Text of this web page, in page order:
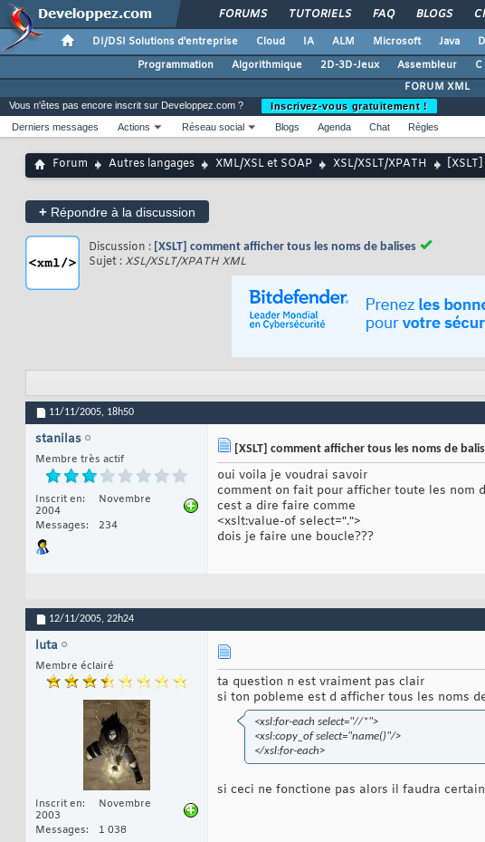
FORUMS TUTORIELS FAQ BLOGS
DI/DSI Solutions d'entreprise Cloud IA ALM Microsoft Java
Programmation
Algorithmique 2D-3D-Jeux Assembleur C
FORUM XML
Vous n'êtes pas encore inscrit sur Developpez.com ?
Inscrivez-vous gratuitement !
Derniers messages
Actions Réseau social Blogs Agenda Chat Règles
Forum Autres langages XML/XSL et SOAP XSL/XSLT/XPATH
+ Répondre à la discussion
Discussion : [XSLT] comment afficher tous les noms de balises
Sujet : XSL/XSLT/XPATH XML
11/11/2005, 18h50
stanilas
Membre très actif
Inscrit en
Novembre
2004
Messages
234
[XSLT] comment afficher tous les noms de
oui voila je voudrai savoir
comment on fait pour afficher toute les nom
cest a dire faire comme
<xslt:value-of select=".">
dois je faire une boucle???
12/11/2005, 22h24
luta
Membre éclairé
Inscrit en
Novembre
2003
Messages
1 038
ta question n est vraiment pas clair
si ton pobleme est d afficher tous les noms
<xsl:for-each select="//*">
<xsl:copy_of select="name()"/>
</xsl:for-each>
si ceci ne fonctione pas alors il faudra